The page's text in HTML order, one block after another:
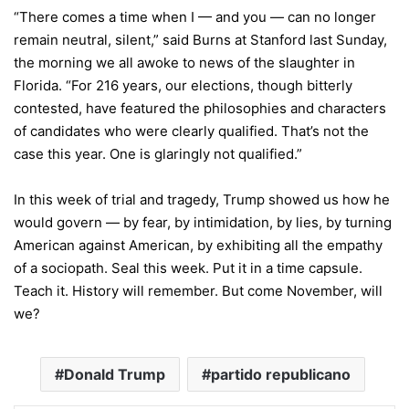
“There comes a time when I — and you — can no longer
remain neutral, silent,” said Burns at Stanford last Sunday,
the morning we all awoke to news of the slaughter in
Florida. “For 216 years, our elections, though bitterly
contested, have featured the philosophies and characters
of candidates who were clearly qualified. That’s not the
case this year. One is glaringly not qualified.”
In this week of trial and tragedy, Trump showed us how he
would govern — by fear, by intimidation, by lies, by turning
American against American, by exhibiting all the empathy
of a sociopath. Seal this week. Put it in a time capsule.
Teach it. History will remember. But come November, will
we?
Donald Trump partido republicano